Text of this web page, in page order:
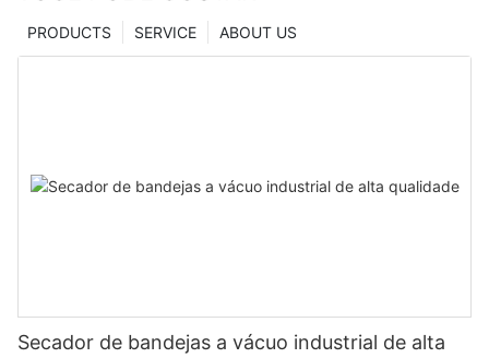
ABOUT US
SERVICE
PRODUCTS
Secador de bandejas a vácuo industrial de alta